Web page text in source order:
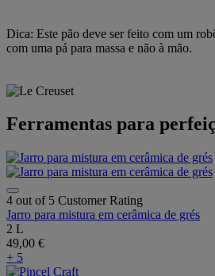
Dica: Este pão deve ser feito com um
com uma pá para massa e não à mão.
Ferramentas para
4 out of 5 Customer Rating
Jarro para mistura em cerâmica de grés
2 L
49,00 €
+ 5